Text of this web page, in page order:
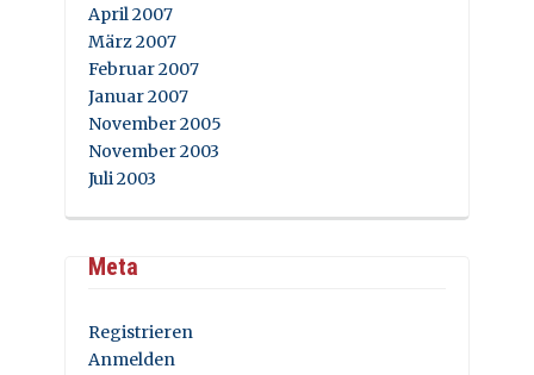
April 2007
März 2007
Februar 2007
Januar 2007
November 2005
November 2003
Juli 2003
Meta
Registrieren
Anmelden